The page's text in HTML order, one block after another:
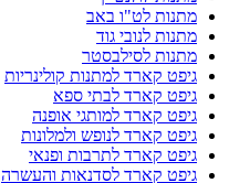
מתנות לט"ו באב
מתנות לנובי גוד
מתנות לסילבסטר
גיפט קארד למתנות קולינריות
גיפט קארד לבתי ספא
גיפט קארד למותגי אופנה
גיפט קארד לנופש ולמלונות
גיפט קארד לתרבות ופנאי
גיפט קארד לסדנאות והעשרה